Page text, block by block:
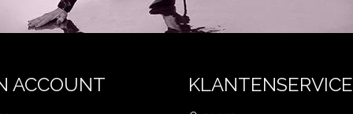
ACCOUNT KLANTENSERVICE